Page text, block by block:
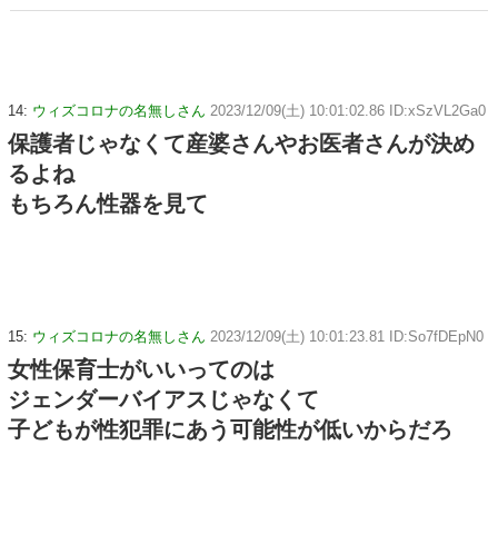
14: ウィズコロナの名無しさん 2023/12/09(土) 10:01:02.86 ID:xSzVL2Ga0
保護者じゃなくて産婆さんやお医者さんが決め
るよね
もちろん性器を見て
15: ウィズコロナの名無しさん 2023/12/09(土) 10:01:23.81 ID:So7fDEpN0
女性保育士がいいってのは
ジェンダーバイアスじゃなくて
子どもが性犯罪にあう可能性が低いからだろ